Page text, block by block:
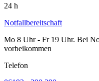
24 h
Notfallbereitschaft
Mo 8 Uhr - Fr 19 Uhr. Bei
vorbeikommen
Telefon